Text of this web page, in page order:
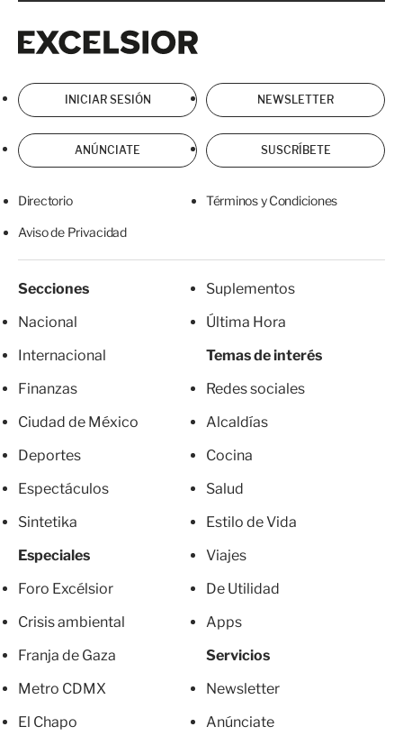
INICIAR SESIÓN NEWSLETTER
ANÚNCIATE SUSCRÍBETE
Directorio Términos y Condiciones
Aviso de Privacidad
Secciones
Nacional
Internacional
Finanzas
Ciudad de México
Deportes
Espectáculos
Sintetika
Especiales
Foro Excélsior
Crisis ambiental
Franja de Gaza
Metro CDMX
El Chapo
Suplementos
Última Hora
Temas de interés
Redes sociales
Alcaldías
Cocina
Salud
Estilo de Vida
Viajes
De Utilidad
Apps
Servicios
Newsletter
Anúnciate